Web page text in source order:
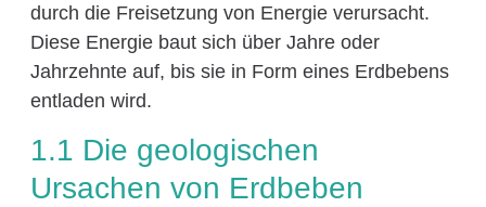
durch die Freisetzung von Energie verursacht.
Diese Energie baut sich über Jahre oder
Jahrzehnte auf, bis sie in Form eines Erdbebens
entladen wird.
1.1 Die geologischen
Ursachen von Erdbeben